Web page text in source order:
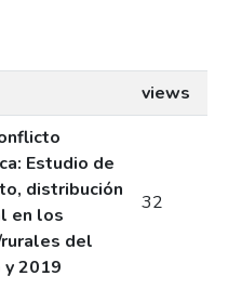
views
Estudio de
distribución
en los
rurales del
2019
32